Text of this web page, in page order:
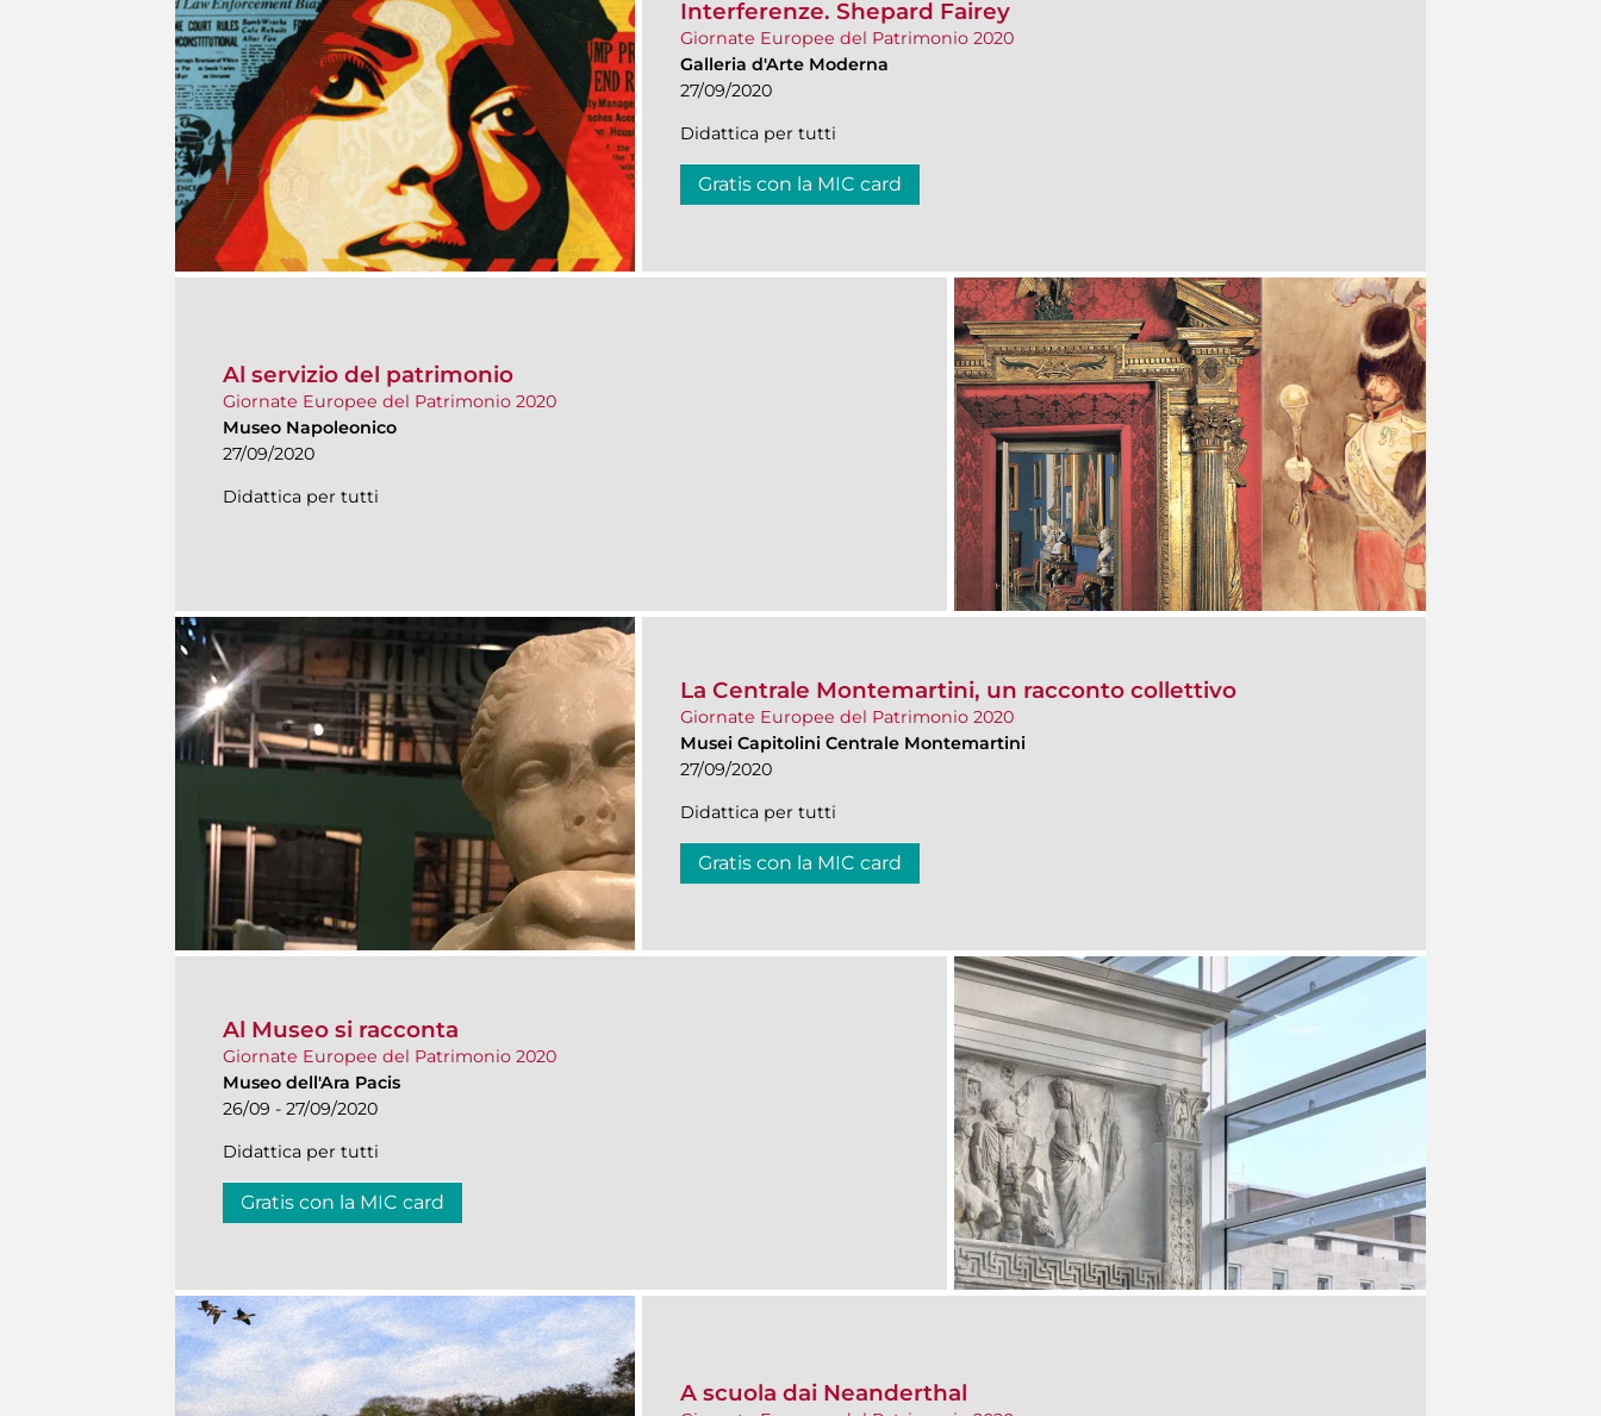
Interferenze. Shepard Fairey
Giornate Europee del Patrimonio 2020
Galleria d'Arte Moderna
27/09/2020
Didattica per tutti
Gratis con la MIC card
Al servizio del patrimonio
Giornate Europee del Patrimonio 2020
Museo Napoleonico
27/09/2020
Didattica per tutti
La Centrale Montemartini, un racconto collettivo
Giornate Europee del Patrimonio 2020
Musei Capitolini Centrale Montemartini
27/09/2020
Didattica per tutti
Gratis con la MIC card
Al Museo si racconta
Giornate Europee del Patrimonio 2020
Museo dell'Ara Pacis
26/09 - 27/09/2020
Didattica per tutti
Gratis con la MIC card
A scuola dai Neanderthal